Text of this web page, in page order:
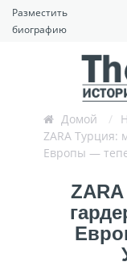
Разместить
биографию
Домой /
ZARA Турция:
Европы —